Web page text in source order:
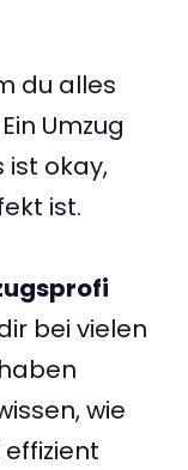
du alles
Umzug
ist okay,
ist.
bei vielen
wie